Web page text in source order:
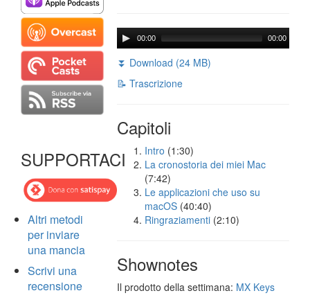
SUPPORTACI
Altri metodi
per inviare
una mancia
Scrivi una
recensione
00:00 00:00
⏬ Download (24 MB)
📝 Trascrizione
Capitoli
Intro (1:30)
La cronostoria dei miei Mac
(7:42)
Le applicazioni che uso su
macOS (40:40)
Ringraziamenti (2:10)
Shownotes
Il prodotto della settimana: MX Keys